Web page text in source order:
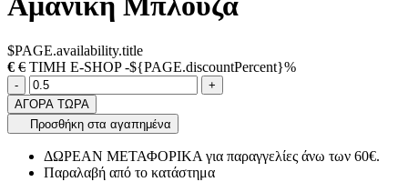
$PAGE.availability.title
€ € ΤΙΜΗ E-SHOP -${PAGE.discountPercent}%
Ποσότητα
-product.increase.quantity +
ΑΓΟΡΑ ΤΩΡΑ
Προσθήκη στα αγαπημένα
ΔΩΡΕΑΝ ΜΕΤΑΦΟΡΙΚΑ για παραγγελίες άνω των 60€.
Παραλαβή από το κατάστημα